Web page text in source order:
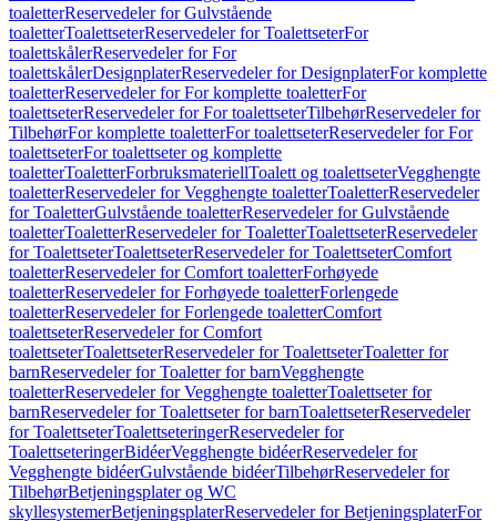
toaletterReservedeler for Gulvstående
toaletterToalettseterReservedeler for ToalettseterFor
toalettskålerReservedeler for For
toalettskålerDesignplaterReservedeler for DesignplaterFor komplette
toaletterReservedeler for For komplette toaletterFor
toalettseterReservedeler for For toalettseterTilbehørReservedeler for
TilbehørFor komplette toaletterFor toalettseterReservedeler for For
toalettseterFor toalettseter og komplette
toaletterToaletterForbruksmateriellToalett og toalettseterVegghengte
toaletterReservedeler for Vegghengte toaletterToaletterReservedeler
for ToaletterGulvstående toaletterReservedeler for Gulvstående
toaletterToaletterReservedeler for ToaletterToalettseterReservedeler
for ToalettseterToalettseterReservedeler for ToalettseterComfort
toaletterReservedeler for Comfort toaletterForhøyede
toaletterReservedeler for Forhøyede toaletterForlengede
toaletterReservedeler for Forlengede toaletterComfort
toalettseterReservedeler for Comfort
toalettseterToalettseterReservedeler for ToalettseterToaletter for
barnReservedeler for Toaletter for barnVegghengte
toaletterReservedeler for Vegghengte toaletterToalettseter for
barnReservedeler for Toalettseter for barnToalettseterReservedeler
for ToalettseterToalettseteringerReservedeler for
ToalettseteringerBidéerVegghengte bidéerReservedeler for
Vegghengte bidéerGulvstående bidéerTilbehørReservedeler for
TilbehørBetjeningsplater og WC
skyllesystemerBetjeningsplaterReservedeler for BetjeningsplaterFor